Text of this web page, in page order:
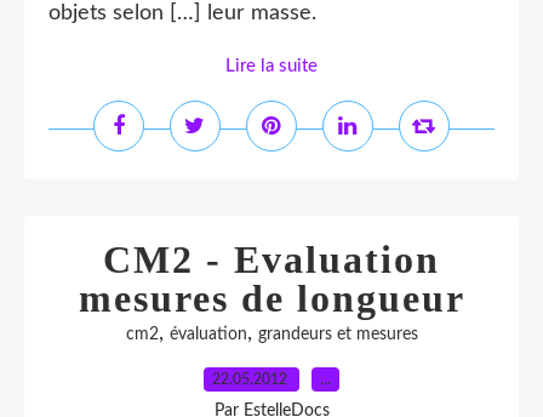
objets selon […] leur masse.
Lire la suite
CM2 - Evaluation
mesures de longueur
cm2, évaluation, grandeurs et mesures
22.05.2012 …
Par EstelleDocs